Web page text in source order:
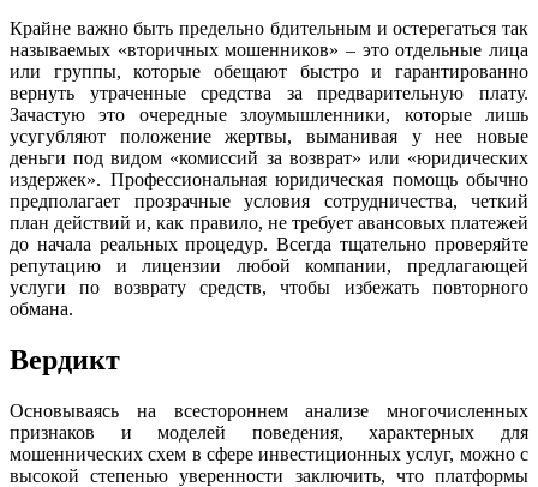
Крайне важно быть предельно бдительным и остерегаться так
называемых «вторичных мошенников» – это отдельные лица
или группы, которые обещают быстро и гарантированно
вернуть утраченные средства за предварительную плату.
Зачастую это очередные злоумышленники, которые лишь
усугубляют положение жертвы, выманивая у нее новые
деньги под видом «комиссий за возврат» или «юридических
издержек». Профессиональная юридическая помощь обычно
предполагает прозрачные условия сотрудничества, четкий
план действий и, как правило, не требует авансовых платежей
до начала реальных процедур. Всегда тщательно проверяйте
репутацию и лицензии любой компании, предлагающей
услуги по возврату средств, чтобы избежать повторного
обмана.
Вердикт
Основываясь на всестороннем анализе многочисленных
признаков и моделей поведения, характерных для
мошеннических схем в сфере инвестиционных услуг, можно с
высокой степенью уверенности заключить, что платформы